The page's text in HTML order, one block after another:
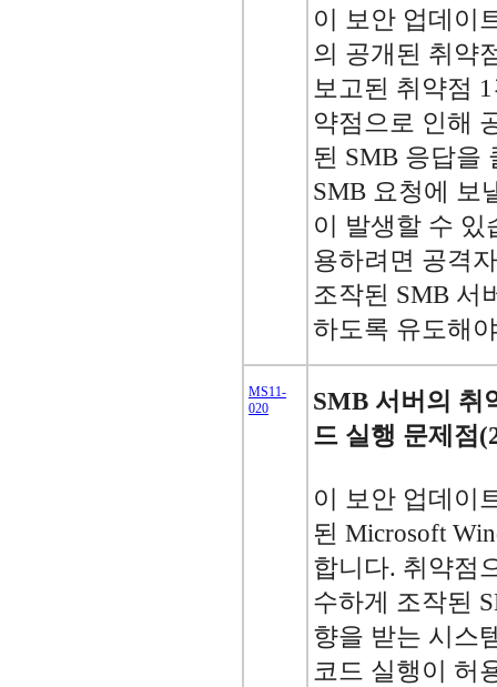
이 보안 업데이
의 공개된 취약
보고된 취약점
약점으로 인해
된 SMB 응답을
SMB 요청에 보
이 발생할 수 있
용하려면 공격
조작된 SMB 서
하도록 유도해
MS11-
020
SMB 서버의 취
드 실행 문제점
이 보안 업데이
된 Microsoft
합니다. 취약점
수하게 조작된
향을 받는 시스
코드 실행이 허